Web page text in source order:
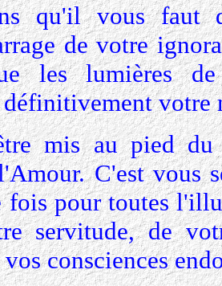
qu'il vous faut
de votre
les lumières
votre
mis au pied
C'est vous
fois pour toutes
servitude, de
consciences